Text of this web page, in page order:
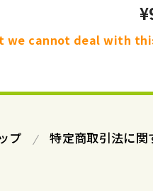
we cannot deal with
プ 特定商取引法に関